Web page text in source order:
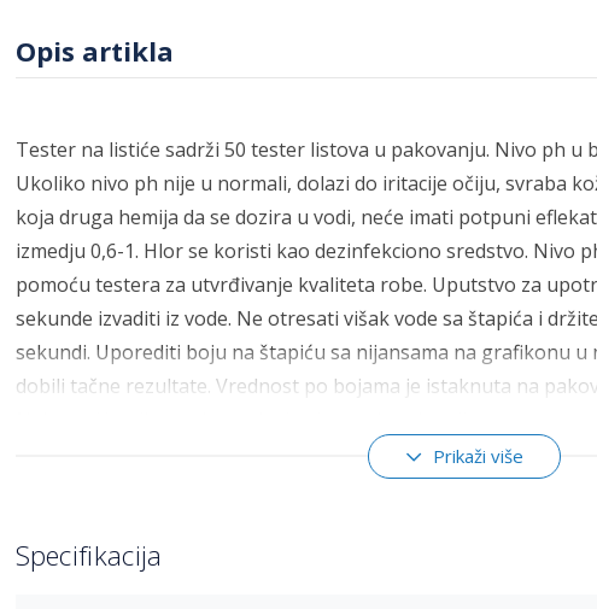
Opis artikla
Tester na listiće sadrži 50 tester listova u pakovanju. Nivo ph u
Ukoliko nivo ph nije u normali, dolazi do iritacije očiju, svraba
koja druga hemija da se dozira u vodi, neće imati potpuni
izmedju 0,6-1. Hlor se koristi kao dezinfekciono sredstvo. Nivo
pomoću testera za utvrđivanje kvaliteta robe. Uputstvo za
sekunde izvaditi iz vode. Ne otresati višak vode sa štapića i
sekundi. Uporediti boju na štapiću sa nijansama na grafikonu
dobili tačne rezultate. Vrednost po bojama je istaknuta na
Prikaži više
Specifikacija